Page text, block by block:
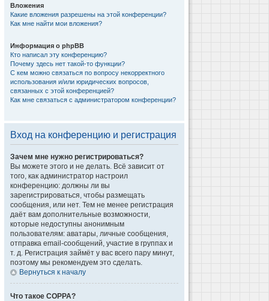
Вложения
Какие вложения разрешены на этой конференции?
Как мне найти мои вложения?
Информация о phpBB
Кто написал эту конференцию?
Почему здесь нет такой-то функции?
С кем можно связаться по вопросу некорректного
использования и/или юридических вопросов,
связанных с этой конференцией?
Как мне связаться с администратором конференции?
Вход на конференцию и регистрация
Зачем мне нужно регистрироваться?
Вы можете этого и не делать. Всё зависит от
того, как администратор настроил
конференцию: должны ли вы
зарегистрироваться, чтобы размещать
сообщения, или нет. Тем не менее регистрация
даёт вам дополнительные возможности,
которые недоступны анонимным
пользователям: аватары, личные сообщения,
отправка email-сообщений, участие в группах и
т. д. Регистрация займёт у вас всего пару минут,
поэтому мы рекомендуем это сделать.
Вернуться к началу
Что такое COPPA?